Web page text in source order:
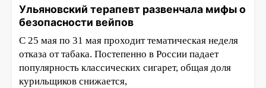
Ульяновский терапевт развенчала мифы о
безопасности вейпов
С 25 мая по 31 мая проходит тематическая неделя
отказа от табака. Постепенно в России падает
популярность классических сигарет, общая доля
курильщиков снижается,